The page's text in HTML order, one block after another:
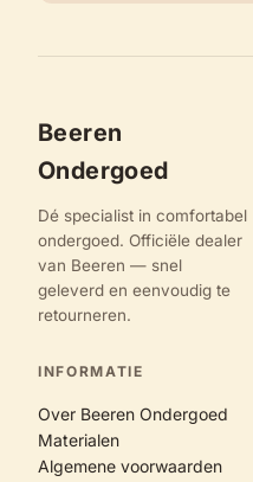
Beeren
Ondergoed
Dé specialist in comfortabel
ondergoed. Officiële dealer
van Beeren — snel
geleverd en eenvoudig te
retourneren.
INFORMATIE
Over Beeren Ondergoed
Materialen
Algemene voorwaarden